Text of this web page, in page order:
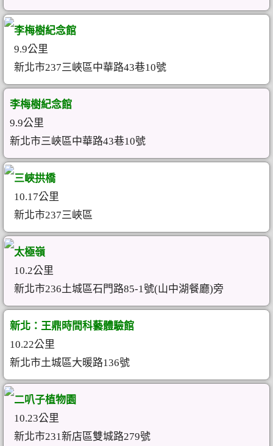
李梅樹紀念館
9.9公里
新北市237三峽區中華路43巷10號
李梅樹紀念館
9.9公里
新北市三峽區中華路43巷10號
三峽拱橋
10.17公里
新北市237三峽區
太極嶺
10.2公里
新北市236土城區石門路85-1號(山中湖餐廳)旁
新北：王鼎時間科藝體驗館
10.22公里
新北市土城區大暖路136號
二叭子植物園
10.23公里
新北市231新店區雙城路279號